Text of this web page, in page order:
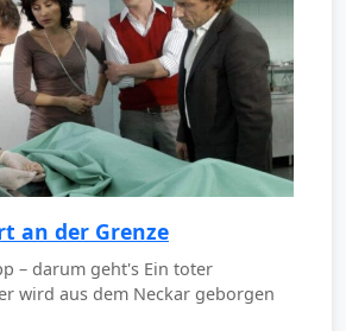
an der Grenze
– darum geht's Ein toter
wird aus dem Neckar geborgen